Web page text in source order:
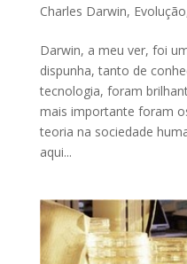
Charles Darwin, Evolução
Darwin, a meu ver, foi
dispunha, tanto de
tecnologia, foram
mais importante foram
teoria na sociedade
aqui...